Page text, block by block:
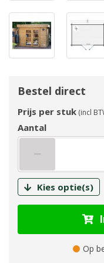
Bestel direct
Prijs per stuk (incl
Aantal
Kies optie(s)
Op